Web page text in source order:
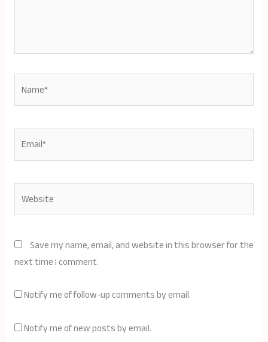
Save my name, email, and website in this browser for the
next time I comment.
Notify me of follow-up comments by email.
Notify me of new posts by email.